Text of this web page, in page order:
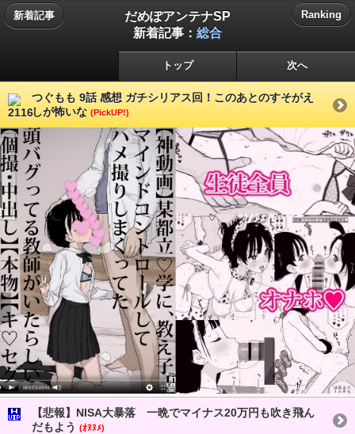
新着記事
だめぽアンテナSP
新着記事： 総合
Ranking
トップ 次へ
つぐもも 9話 感想 ガチシリアス回！このあとのすそがえ
しが怖いな (PickUP!)
【悲報】NISA大暴落 一晩でマイナス20万円も吹き飛ん
だもよう (ｵﾇﾇﾒ)